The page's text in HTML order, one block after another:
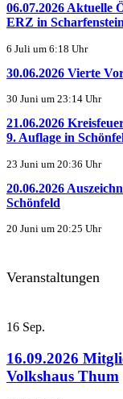
06.07.2026 Aktuelle
ERZ in Scharfenstein
6 Juli um 6:18 Uhr
30.06.2026 Vierte
30 Juni um 23:14 Uhr
21.06.2026
9. Auflage in
23 Juni um 20:36 Uhr
20.06.2026
Schönfeld
20 Juni um 20:25 Uhr
Veranstaltungen
16 Sep.
16.09.2026
Volkshaus Thum